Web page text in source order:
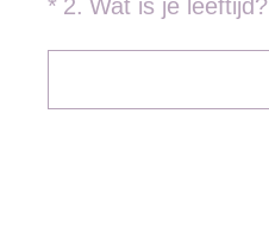
* 2. Wat is je leeftijd?